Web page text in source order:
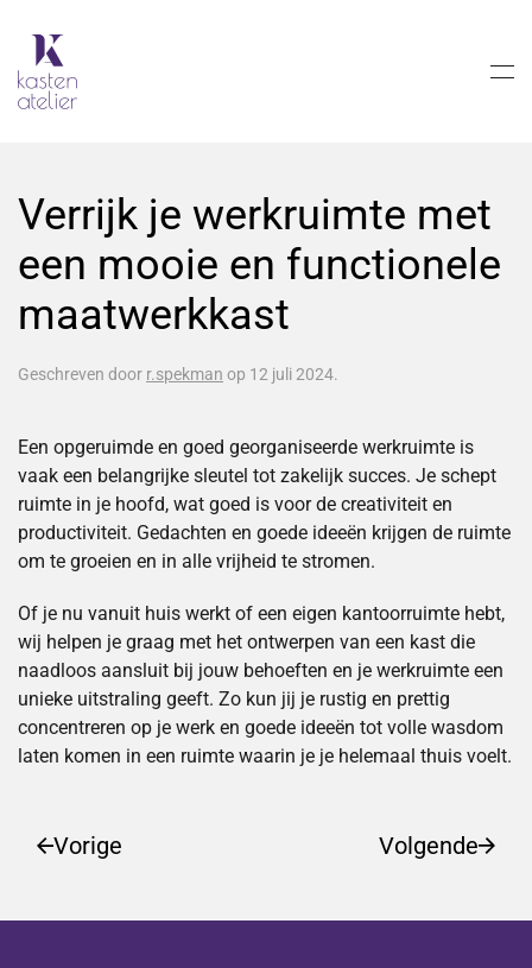
Skip to main content
Verrijk je werkruimte met
een mooie en functionele
maatwerkkast
Geschreven door r.spekman op 12 juli 2024.
Een opgeruimde en goed georganiseerde werkruimte is
vaak een belangrijke sleutel tot zakelijk succes. Je schept
ruimte in je hoofd, wat goed is voor de creativiteit en
productiviteit. Gedachten en goede ideeën krijgen de ruimte
om te groeien en in alle vrijheid te stromen.
Of je nu vanuit huis werkt of een eigen kantoorruimte hebt,
wij helpen je graag met het ontwerpen van een kast die
naadloos aansluit bij jouw behoeften en je werkruimte een
unieke uitstraling geeft. Zo kun jij je rustig en prettig
concentreren op je werk en goede ideeën tot volle wasdom
laten komen in een ruimte waarin je je helemaal thuis voelt.
Vorige Volgende